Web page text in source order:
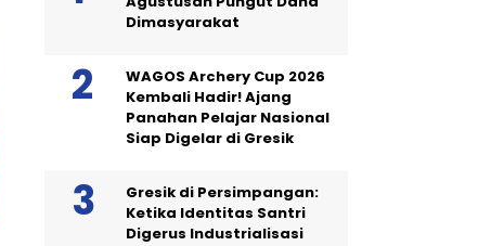
Dimasyarakat
WAGOS Archery Cup 2026
Kembali Hadir! Ajang
Panahan Pelajar Nasional
Siap Digelar di Gresik
Gresik di Persimpangan:
Ketika Identitas Santri
Digerus Industrialisasi